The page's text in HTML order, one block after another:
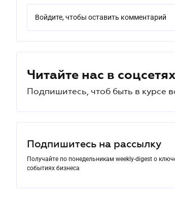
Войдите, чтобы оставить комментарий
Читайте нас в
Подпишитесь, чтоб быть в курсе
Подпишитесь на рассылку
Получайте по понедельникам weekly-digest о
событиях бизнеса